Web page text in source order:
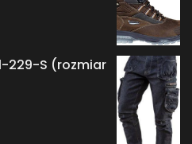
229-S (rozmiar